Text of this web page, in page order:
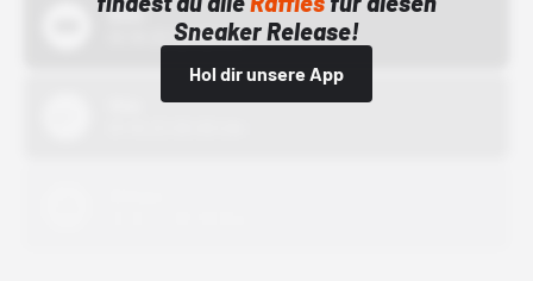
Sneaker Release!
Hol dir unsere App
Bstn
01.10.22 00:00 Uhr